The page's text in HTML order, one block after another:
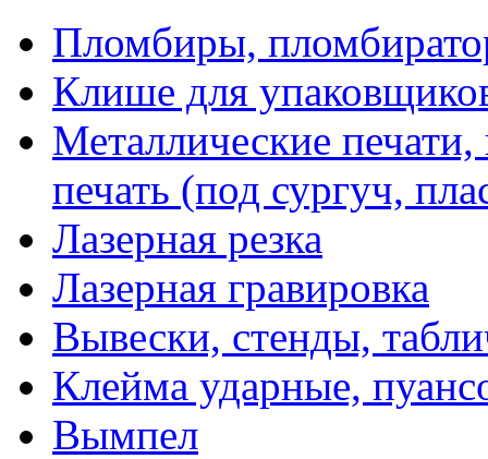
Пломбиры,
Клише для
Металлические
печать (под сургуч,
Лазерная резка
Лазерная гравировка
Вывески, стенды,
Клейма ударные,
Вымпел